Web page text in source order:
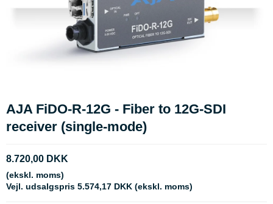
AJA FiDO-R-12G - Fiber to 12G-SDI
receiver (single-mode)
8.720,00 DKK
(ekskl. moms)
Vejl. udsalgspris 5.574,17 DKK (ekskl. moms)